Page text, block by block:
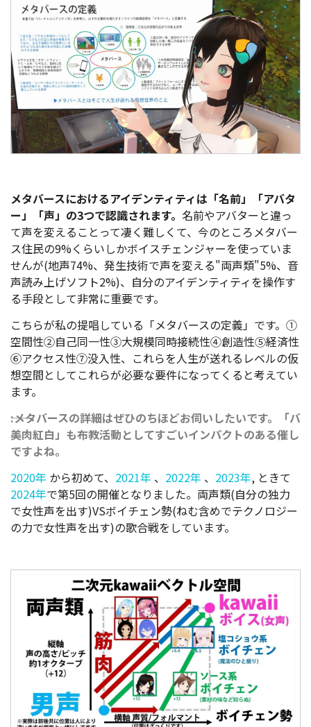
メタバースにおけるアイデンティティは「名前」「アバタ
ー」「声」の3つで認識されます。 名前やアバターと違っ
て声を変えることって凄く難しくて、今のところメタバー
ス住民の9%くらいしかボイスチェンジャーを使っていま
せんが(地声74%、発生技術で声を変える"両声類"5%、音
声読み上げソフト2%)、自分のアイデンティティを操作す
る手段として非常に重要です。
こちらが私の提唱している「メタバースの定義」です。①
空間性②自己同一性③大規模同時接続性④創造性⑤経済性
⑥アクセス性⑦没入性、これらを人生が送れるレベルの仮
想空間としてこれらが必要な要件になってくると考えてい
ます。
――:メタバースの詳細はぜひのちほどお伺いしたいです。「バ
美肉紅白」も布教活動としてすごいインパクトのある催し
ですよね。
2020年 から初めて、 2021年 、 2022年 、 2023年, ときて
2024年で第5回の開催となりました。両声類(自分の独力
で女性声を出す)VSボイチェン勢(ねむ含めでテクノロジー
の力で女性声を出す)の歌合戦をしています。